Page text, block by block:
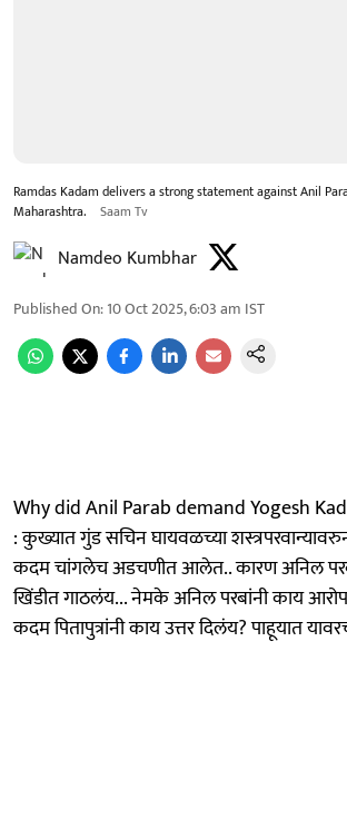
Ramdas Kadam delivers a strong statement against Anil
Maharashtra.
Saam Tv
Namdeo Kumbhar
Published On:10 Oct 2025, 6:03 am IST
Why did Anil Parab demand Yogesh
: कुख्यात गुंड सचिन घायवळच्या
कदम चांगलेच अडचणीत आलेत.. कारण अनिल
खिंडीत गाठलंय... नेमके अनिल परबांनी काय
कदम पितापुत्रांनी काय उत्तर दिलंय? पाहूयात